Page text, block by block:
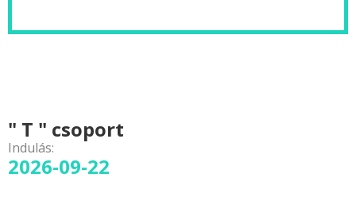
" T " csoport
Indulás:
2026-09-22